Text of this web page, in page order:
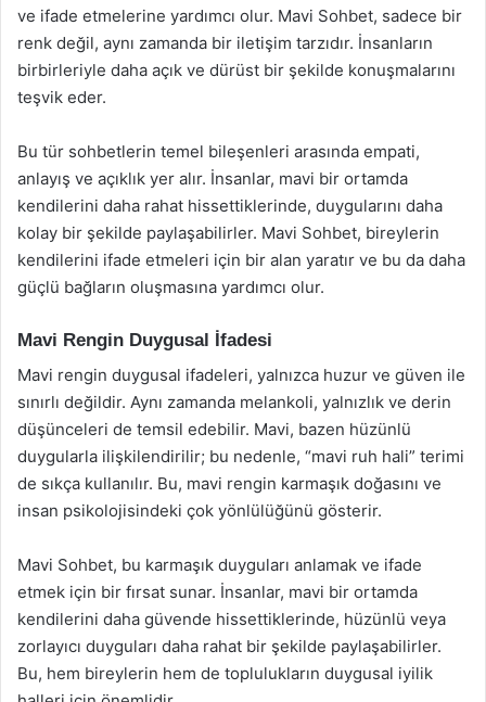
ve ifade etmelerine yardımcı olur. Mavi Sohbet, sadece bir
renk değil, aynı zamanda bir iletişim tarzıdır. İnsanların
birbirleriyle daha açık ve dürüst bir şekilde konuşmalarını
teşvik eder.
Bu tür sohbetlerin temel bileşenleri arasında empati,
anlayış ve açıklık yer alır. İnsanlar, mavi bir ortamda
kendilerini daha rahat hissettiklerinde, duygularını daha
kolay bir şekilde paylaşabilirler. Mavi Sohbet, bireylerin
kendilerini ifade etmeleri için bir alan yaratır ve bu da daha
güçlü bağların oluşmasına yardımcı olur.
Mavi Rengin Duygusal İfadesi
Mavi rengin duygusal ifadeleri, yalnızca huzur ve güven ile
sınırlı değildir. Aynı zamanda melankoli, yalnızlık ve derin
düşünceleri de temsil edebilir. Mavi, bazen hüzünlü
duygularla ilişkilendirilir; bu nedenle, “mavi ruh hali” terimi
de sıkça kullanılır. Bu, mavi rengin karmaşık doğasını ve
insan psikolojisindeki çok yönlülüğünü gösterir.
Mavi Sohbet, bu karmaşık duyguları anlamak ve ifade
etmek için bir fırsat sunar. İnsanlar, mavi bir ortamda
kendilerini daha güvende hissettiklerinde, hüzünlü veya
zorlayıcı duyguları daha rahat bir şekilde paylaşabilirler.
Bu, hem bireylerin hem de toplulukların duygusal iyilik